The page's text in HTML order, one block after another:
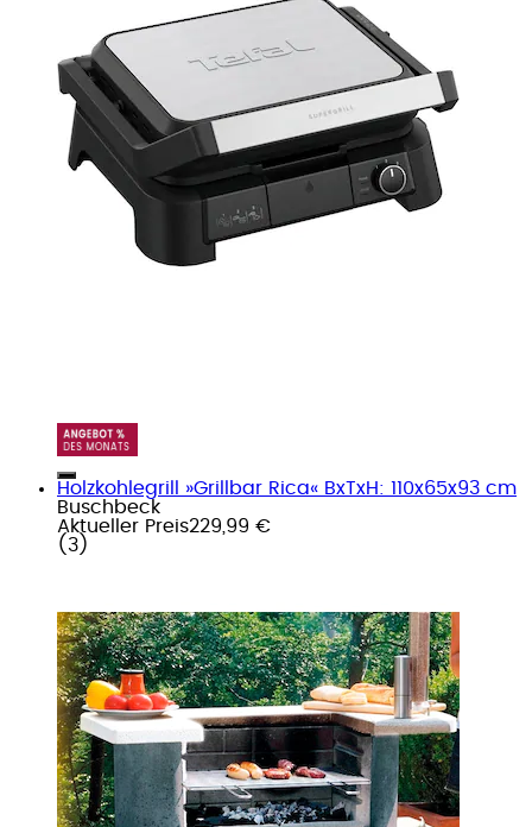
Holzkohlegrill »Grillbar Rica« BxTxH: 110x65x93 cm
Buschbeck
Aktueller Preis229,99 €
( 3 )